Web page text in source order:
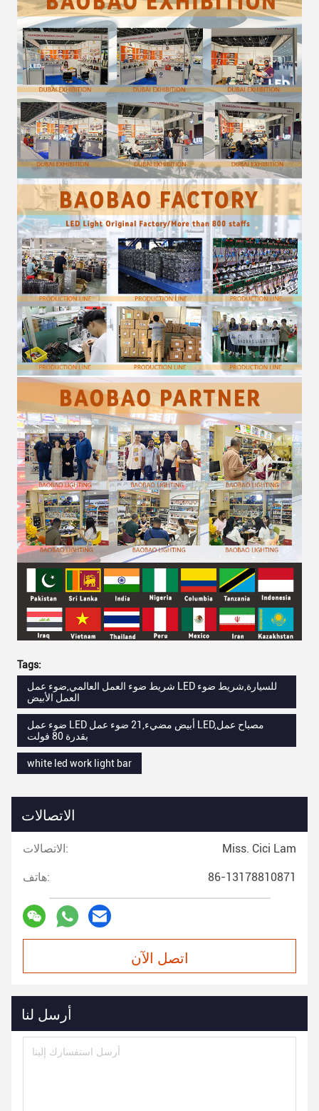
Tags:
شريط ضوء العمل العالمي,ضوء عمل LED للسيارة,شريط ضوء
العمل الأبيض
ضوء عمل LED أبيض مضيء,21 ضوء عمل LED,مصباح عمل
بقدرة 80 فولت
white led work light bar
الاتصالات
الاتصالات: Miss. Cici Lam
هاتف: 86-13178810871
اتصل الآن
أرسل لنا